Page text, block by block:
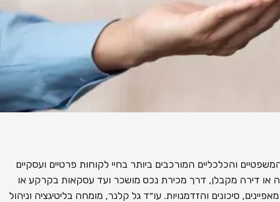
והכלכליים המורכבים ביותר בחיי לקוחות פרטיים ועסקיים
או דירה מקבלן, דרך מכירת נכס מושכר ועד עסקאות בקרקע או
סיכונים והזדמנויות. עו״ד גל קלנר, מומחה בליטיגציה וניהול